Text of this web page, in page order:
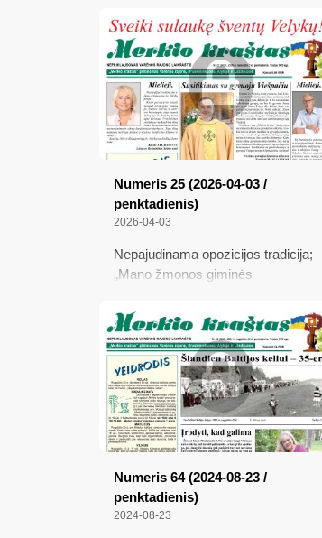
Neciunskas-Elytė – tikėjimo ir
laisvės kovų liudytojas; Sutarė dėl
ilgai laukto kelių remonto; Išskirtinis
vakaras Senojoje Varėnoje
Numeris 25 (2026-04-03 /
penktadienis)
2026-04-03
Nepajudinama opozicijos tradicija;
„Mano žmonos giminės
žydus“; Pažadinta pilietinė
savigarba negali būti taip lengvai
užmigdyta
Numeris 64 (2024-08-23 /
penktadienis)
2024-08-23